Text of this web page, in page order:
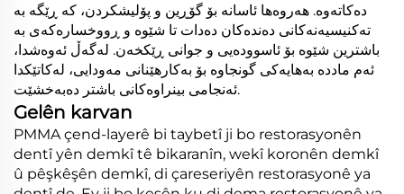
دەکاتەوە. هەروەها ئاسانە بۆ گۆڕین و پۆلیشکردن، کە ڕێگە بە
تەکنیسیەنەکانی دەندەکان دەدات تا شێوە و ڕووخسارەکەی بە
باشترین شێوە بۆ ئاسوودەیی و جوانی ڕێکخەن. لەگەڵ ئەوەشدا،
ئەم ماددە بەهایەکی گونجاوە بۆ بەکارهێنانی مەودایی، لەکاتێکدا
ئەنجامی بینراوەکانی باشتر دەبەخشێت.
Gelên karvan
PMMA çend-layerê bi taybetî ji bo restorasyonên
dentî yên demkî tê bikaranîn, wekî koronên demkî
û pêşkêşên demkî, di çareseriyên restorasyonê ya